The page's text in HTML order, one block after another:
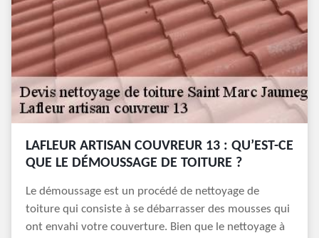
LAFLEUR ARTISAN COUVREUR 13 : QU’EST-CE
QUE LE DÉMOUSSAGE DE TOITURE ?
Le démoussage est un procédé de nettoyage de
toiture qui consiste à se débarrasser des mousses qui
ont envahi votre couverture. Bien que le nettoyage à